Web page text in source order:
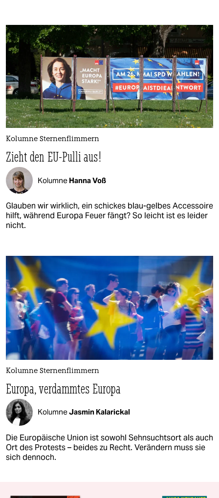
Kolumne Sternenflimmern
Zieht den EU-Pulli aus!
Kolumne Hanna Voß
Glauben wir wirklich, ein schickes blau-gelbes Accessoire
hilft, während Europa Feuer fängt? So leicht ist es leider
nicht.
Kolumne Sternenflimmern
Europa, verdammtes Europa
KolumneJasmin Kalarickal
Die Europäische Union ist sowohl Sehnsuchtsort als auch
Ort des Protests – beides zu Recht. Verändern muss sie
sich dennoch.